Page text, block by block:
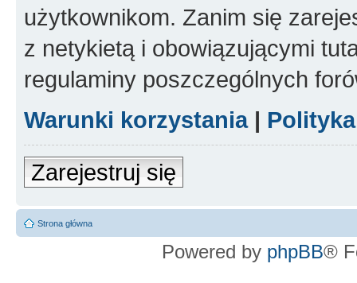
użytkownikom. Zanim się
z netykietą i obowiązującymi
regulaminy poszczególnych
Warunki korzystania|
Zarejestruj się
Strona główna
Powered by phpBB®